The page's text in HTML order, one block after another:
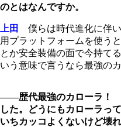
のとはなんですか。
上田
僕らは時代進化に伴
用プラットフォームを使う
とか安全装備の面で今持て
いう意味で言うなら最強の
――歴代最強のカローラ！
した。どうにもカローラっ
いちカッコよくないけど壊